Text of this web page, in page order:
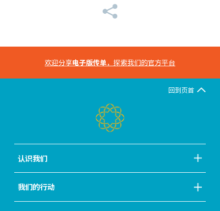
欢迎分享电子版传单，探索我们的官方平台
回到页首
认识我们
我们的行动